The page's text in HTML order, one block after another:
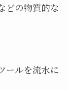
どの物質的な
ールを流水に